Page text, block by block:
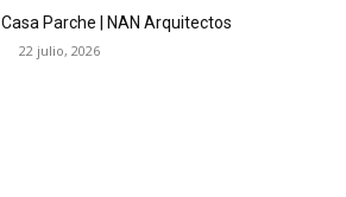
Casa Parche | NAN Arquitectos
22 julio, 2026